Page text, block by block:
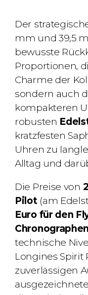
Der
mm und 39,5
bewusste
Proportionen,
Charme der
sondern auch
kompakteren
robusten
kratzfesten
Uhren zu
Alltag und
Die Preise von
Pilot (am
Euro für den
Chronographen
technische
Longines
zuverlässigen